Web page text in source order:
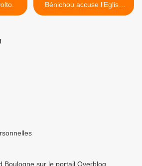
Bénichou accuse l’Eglise
catholique. >
Boulogne sur le portail Overblog